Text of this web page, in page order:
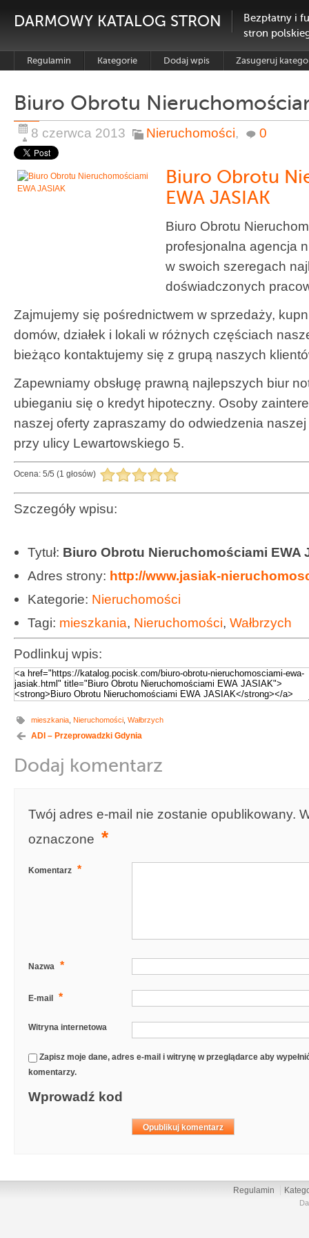
DARMOWY KATALOG STRON
Bezpłatny i
stron
Regulamin Kategorie Dodaj wpis Zasugeruj
Biuro Obrotu
8 czerwca 2013 Nieruchomości, 0
Biuro Obrotu
EWA JASIAK
Biuro Obrotu
profesjonalna agencja
w swoich szeregach
doświadczonych
Zajmujemy się pośrednictwem w sprzedaży,
domów, działek i lokali w różnych częściach
bieżąco kontaktujemy się z grupą naszych
Zapewniamy obsługę prawną najlepszych biur
ubieganiu się o kredyt hipoteczny. Osoby
naszej oferty zapraszamy do odwiedzenia naszej
przy ulicy Lewartowskiego 5.
Ocena: 5/5 (1 głosów)
Szczegóły wpisu:
Tytuł: Biuro Obrotu Nieruchomościami EWA
Adres strony: http://www.jasiak-
Kategorie: Nieruchomości
Tagi: mieszkania, Nieruchomości, Wałbrzych
Podlinkuj wpis:
mieszkania Nieruchomości Wałbrzych
ADI – Przeprowadzki Gdynia
Dodaj komentarz
Twój adres e-mail nie zostanie opublikowany.
oznaczone *
Komentarz *
Nazwa *
E-mail *
Witryna internetowa
Zapisz moje dane, adres e-mail i witrynę w przeglądarce aby
komentarzy.
Wprowadź kod
Regulamin